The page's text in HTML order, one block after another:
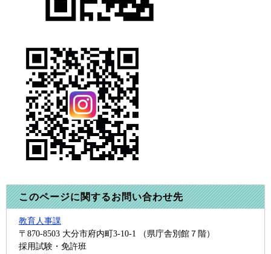
このページに関するお問い合わせ先
教育人事課
〒870-8503 大分市府内町3-10-1 （県庁舎別館７階）
採用試験・免許班